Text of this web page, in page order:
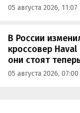
05 августа 2026, 11:07
В России
кроссовер
они стоят
05 августа 2026, 07:00